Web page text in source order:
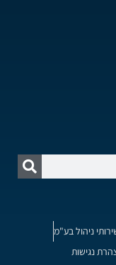
ניהול בע"מ
נגישות